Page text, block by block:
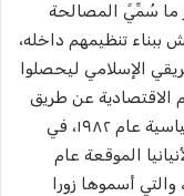
ما سُمِّيً المصالحة
ببناء تنظيمهم داخله،
الإسلامي ليحصلوا
الاقتصادية عن طريق
بنك فيصل الإسلامي. وظهرت بصماتهم السياسية عام ١٩٨٢، في
الموقعة عام
سبتمبر ١٩٨٣ السادية، والتي أسموها زورا